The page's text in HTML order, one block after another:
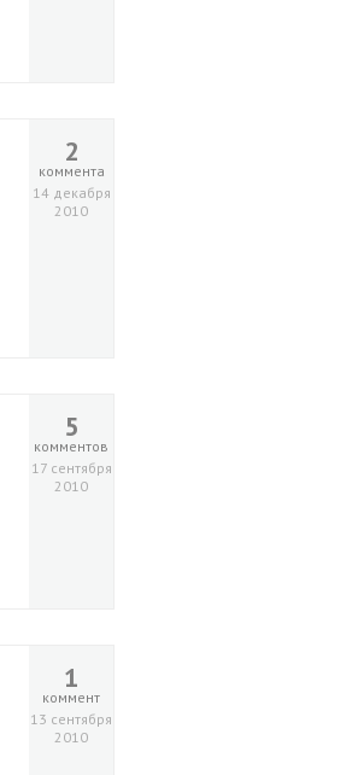
2
коммента
14 декабря
2010
5
комментов
17 сентября
2010
1
коммент
13 сентября
2010